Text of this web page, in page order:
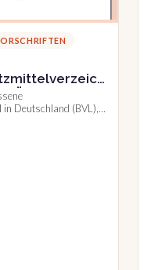
Österreich
Deutschland (BVL),